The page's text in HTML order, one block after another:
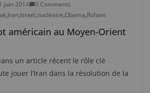
juin 2014
0 Comments
,Iran,Israël,nucléaire,Obama,Rohani
américain au Moyen-Orient
un article récent le rôle clé
jouer l’Iran dans la résolution de la